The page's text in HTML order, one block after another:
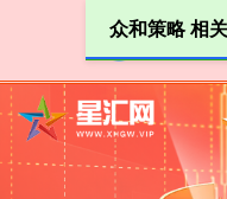
众和策略 相